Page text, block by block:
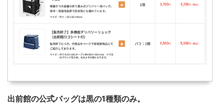
出前館の公式バッグは黒の1種類のみ。